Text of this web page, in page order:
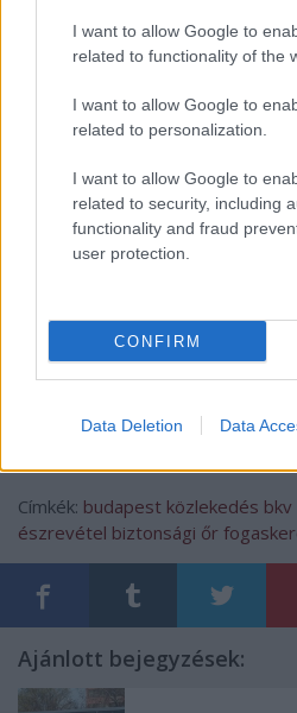
I want to allow Google to
related to functionality of the
I want to allow Google to
related to personalization.
I want to allow Google to
related to security, including
functionality and fraud
user protection.
CONFIRM
Data Deletion Data
az úriemberrel a
vezetését, ha módjuk
nem lesz nehéz a
alapján…Bár nem
különösebben
panaszokkal.
Üdvözlettel: P.M.
Címkék: budapest közlekedés bkv
észrevétel biztonsági őr
Ajánlott bejegyzések: